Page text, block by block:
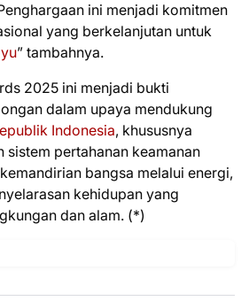
ini menjadi komitmen
yang berkelanjutan untuk
” tambahnya.
2025 ini menjadi bukti
dalam upaya mendukung
Indonesia, khususnya
sistem pertahanan keamanan
bangsa melalui energi,
kehidupan yang
dan alam. (*)